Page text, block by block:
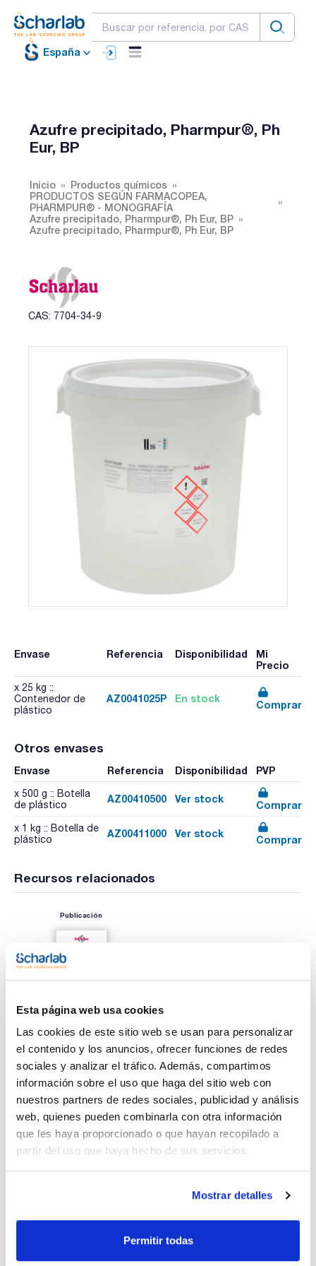
Esta página web usa cookies
Las cookies de este sitio web se usan para personalizar
el contenido y los anuncios, ofrecer funciones de redes
sociales y analizar el tráfico. Además, compartimos
información sobre el uso que haga del sitio web con
nuestros partners de redes sociales, publicidad y análisis
web, quienes pueden combinarla con otra información
que les haya proporcionado o que hayan recopilado a
partir del uso que haya hecho de sus servicios.
Mostrar detalles
Permitir todas
España
Azufre precipitado, Pharmpur®, Ph
Eur, BP
Inicio
Productos químicos
PRODUCTOS SEGÚN FARMACOPEA,
PHARMPUR® - MONOGRAFÍA
Azufre precipitado, Pharmpur®, Ph Eur, BP
Azufre precipitado, Pharmpur®, Ph Eur, BP
CAS: 7704-34-9
Envase Referencia Disponibilidad
Mi
Precio
x 25 kg ::
Contenedor de
plástico
AZ0041025P En stock
Comprar
Otros envases
Envase Referencia Disponibilidad PVP
x 500 g :: Botella
de plástico
AZ00410500 Ver stock
Comprar
x 1 kg :: Botella de
plástico
AZ00411000 Ver stock
Comprar
Recursos relacionados
Publicación
Imprimir ficha de
producto
Características
Capacidad : x 25 kg
- Punto de fusión: 113 - 119 ºC
- Punto de ebullición: 444 ºC
- Punto de inflamación: 160 ºC
- Temperatura de ignición: 235 ºC (dust)
Documentación técnica